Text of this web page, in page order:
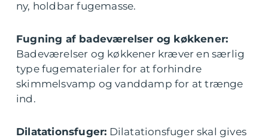
ny, holdbar fugemasse.
Fugning af badeværelser og køkkener:
Badeværelser og køkkener kræver en særlig
type fugematerialer for at forhindre
skimmelsvamp og vanddamp for at trænge
ind.
Dilatationsfuger: Dilatationsfuger skal gives